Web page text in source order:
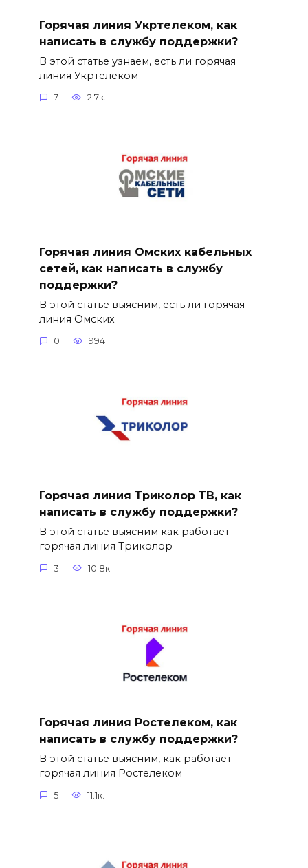
Горячая линия Укртелеком, как
написать в службу поддержки?
В этой статье узнаем, есть ли горячая
линия Укртелеком
7 2.7к.
Горячая линия Омских кабельных
сетей, как написать в службу
поддержки?
В этой статье выясним, есть ли горячая
линия Омских
0 994
Горячая линия Триколор ТВ, как
написать в службу поддержки?
В этой статье выясним как работает
горячая линия Триколор
3 10.8к.
Горячая линия Ростелеком, как
написать в службу поддержки?
В этой статье выясним, как работает
горячая линия Ростелеком
5 11.1к.